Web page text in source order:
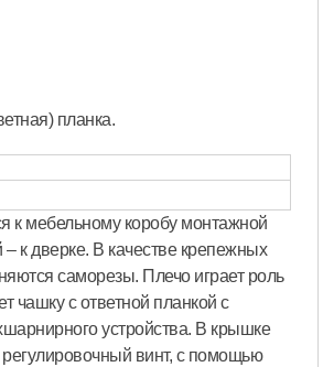
планка.
к мебельному коробу монтажной
к дверке. В качестве крепежных
саморезы. Плечо играет роль
чашку с ответной планкой с
устройства. В крышке
винт, с помощью